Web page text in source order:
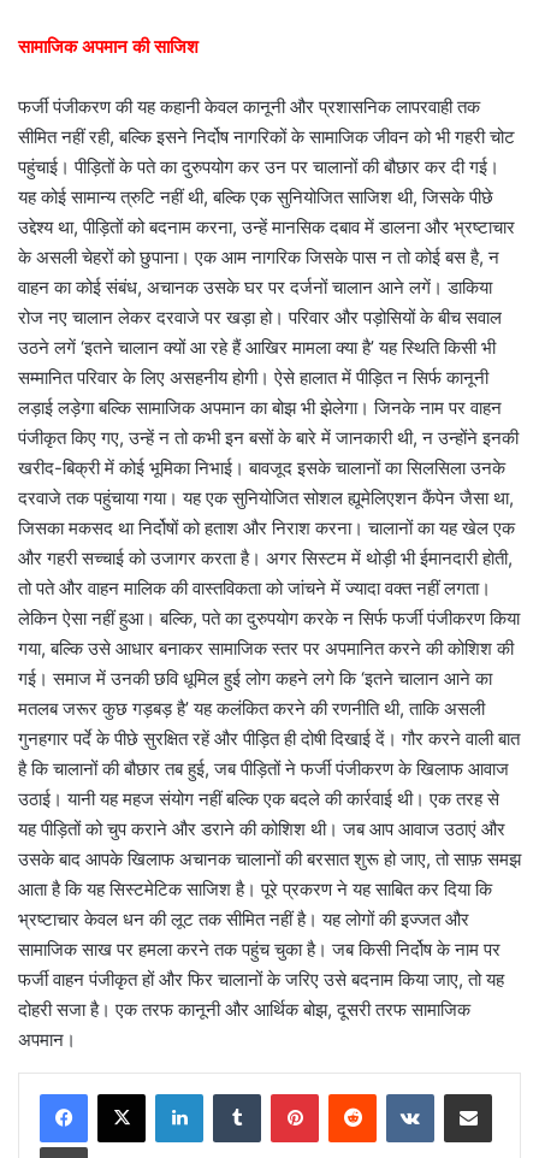
सामाजिक अपमान की साजिश
फर्जी पंजीकरण की यह कहानी केवल कानूनी और प्रशासनिक लापरवाही तक
सीमित नहीं रही, बल्कि इसने निर्दोष नागरिकों के सामाजिक जीवन को भी गहरी चोट
पहुंचाई। पीड़ितों के पते का दुरुपयोग कर उन पर चालानों की बौछार कर दी गई।
यह कोई सामान्य त्रुटि नहीं थी, बल्कि एक सुनियोजित साजिश थी, जिसके पीछे
उद्देश्य था, पीड़ितों को बदनाम करना, उन्हें मानसिक दबाव में डालना और भ्रष्टाचार
के असली चेहरों को छुपाना। एक आम नागरिक जिसके पास न तो कोई बस है, न
वाहन का कोई संबंध, अचानक उसके घर पर दर्जनों चालान आने लगें। डाकिया
रोज नए चालान लेकर दरवाजे पर खड़ा हो। परिवार और पड़ोसियों के बीच सवाल
उठने लगें ‘इतने चालान क्यों आ रहे हैं आखिर मामला क्या है’ यह स्थिति किसी भी
सम्मानित परिवार के लिए असहनीय होगी। ऐसे हालात में पीड़ित न सिर्फ कानूनी
लड़ाई लड़ेगा बल्कि सामाजिक अपमान का बोझ भी झेलेगा। जिनके नाम पर वाहन
पंजीकृत किए गए, उन्हें न तो कभी इन बसों के बारे में जानकारी थी, न उन्होंने इनकी
खरीद-बिक्री में कोई भूमिका निभाई। बावजूद इसके चालानों का सिलसिला उनके
दरवाजे तक पहुंचाया गया। यह एक सुनियोजित सोशल ह्यूमेलिएशन कैंपेन जैसा था,
जिसका मकसद था निर्दोषों को हताश और निराश करना। चालानों का यह खेल एक
और गहरी सच्चाई को उजागर करता है। अगर सिस्टम में थोड़ी भी ईमानदारी होती,
तो पते और वाहन मालिक की वास्तविकता को जांचने में ज्यादा वक्त नहीं लगता।
लेकिन ऐसा नहीं हुआ। बल्कि, पते का दुरुपयोग करके न सिर्फ फर्जी पंजीकरण किया
गया, बल्कि उसे आधार बनाकर सामाजिक स्तर पर अपमानित करने की कोशिश की
गई। समाज में उनकी छवि धूमिल हुई लोग कहने लगे कि ‘इतने चालान आने का
मतलब जरूर कुछ गड़बड़ है’ यह कलंकित करने की रणनीति थी, ताकि असली
गुनहगार पर्दे के पीछे सुरक्षित रहें और पीड़ित ही दोषी दिखाई दें। गौर करने वाली बात
है कि चालानों की बौछार तब हुई, जब पीड़ितों ने फर्जी पंजीकरण के खिलाफ आवाज
उठाई। यानी यह महज संयोग नहीं बल्कि एक बदले की कार्रवाई थी। एक तरह से
यह पीड़ितों को चुप कराने और डराने की कोशिश थी। जब आप आवाज उठाएं और
उसके बाद आपके खिलाफ अचानक चालानों की बरसात शुरू हो जाए, तो साफ़ समझ
आता है कि यह सिस्टमेटिक साजिश है। पूरे प्रकरण ने यह साबित कर दिया कि
भ्रष्टाचार केवल धन की लूट तक सीमित नहीं है। यह लोगों की इज्जत और
सामाजिक साख पर हमला करने तक पहुंच चुका है। जब किसी निर्दोष के नाम पर
फर्जी वाहन पंजीकृत हों और फिर चालानों के जरिए उसे बदनाम किया जाए, तो यह
दोहरी सजा है। एक तरफ कानूनी और आर्थिक बोझ, दूसरी तरफ सामाजिक
अपमान।
LinkedInTumblr PinterestReddit VKontakteShare via Email
Print